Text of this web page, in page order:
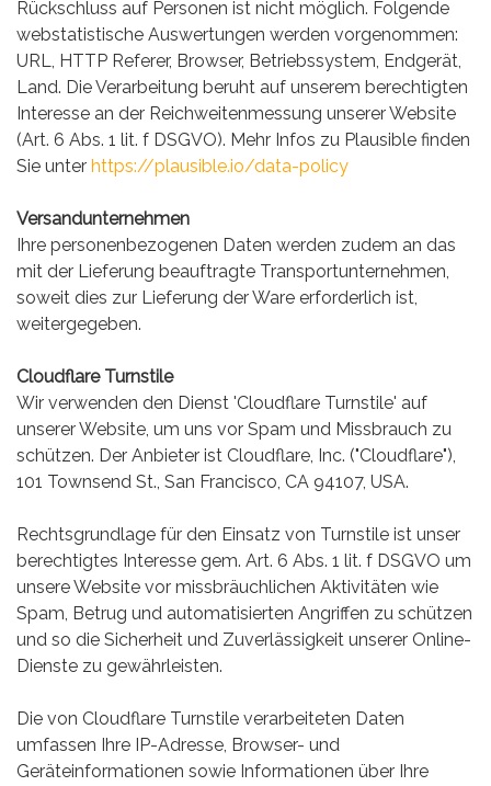
Rückschluss auf Personen ist nicht möglich. Folgende
webstatistische Auswertungen werden vorgenommen:
URL, HTTP Referer, Browser, Betriebssystem, Endgerät,
Land. Die Verarbeitung beruht auf unserem berechtigten
Interesse an der Reichweitenmessung unserer Website
(Art. 6 Abs. 1 lit. f DSGVO). Mehr Infos zu Plausible finden
Sie unter https://plausible.io/data-policy
Versandunternehmen
Ihre personenbezogenen Daten werden zudem an das
mit der Lieferung beauftragte Transportunternehmen,
soweit dies zur Lieferung der Ware erforderlich ist,
weitergegeben.
Cloudflare Turnstile
Wir verwenden den Dienst 'Cloudflare Turnstile' auf
unserer Website, um uns vor Spam und Missbrauch zu
schützen. Der Anbieter ist Cloudflare, Inc. ("Cloudflare"),
101 Townsend St., San Francisco, CA 94107, USA.
Rechtsgrundlage für den Einsatz von Turnstile ist unser
berechtigtes Interesse gem. Art. 6 Abs. 1 lit. f DSGVO um
unsere Website vor missbräuchlichen Aktivitäten wie
Spam, Betrug und automatisierten Angriffen zu schützen
und so die Sicherheit und Zuverlässigkeit unserer Online-
Dienste zu gewährleisten.
Die von Cloudflare Turnstile verarbeiteten Daten
umfassen Ihre IP-Adresse, Browser- und
Geräteinformationen sowie Informationen über Ihre